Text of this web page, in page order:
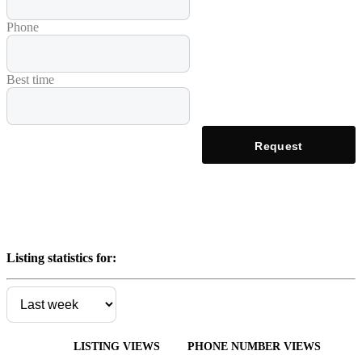
Phone
Best time
Request
Listing statistics for:
LISTING VIEWS PHONE NUMBER VIEWS